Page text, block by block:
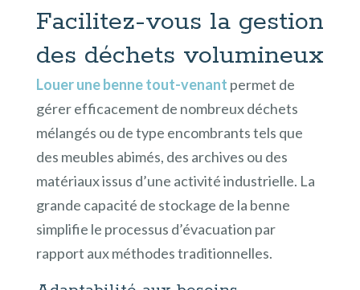
Facilitez-vous la gestion
des déchets volumineux
Louer une benne tout-venant permet de
gérer efficacement de nombreux déchets
mélangés ou de type encombrants tels que
des meubles abimés, des archives ou des
matériaux issus d’une activité industrielle. La
grande capacité de stockage de la benne
simplifie le processus d’évacuation par
rapport aux méthodes traditionnelles.